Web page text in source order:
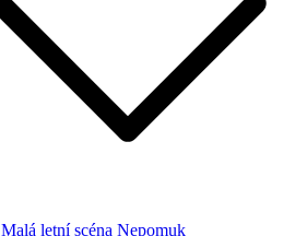
Malá letní scéna Nepomuk